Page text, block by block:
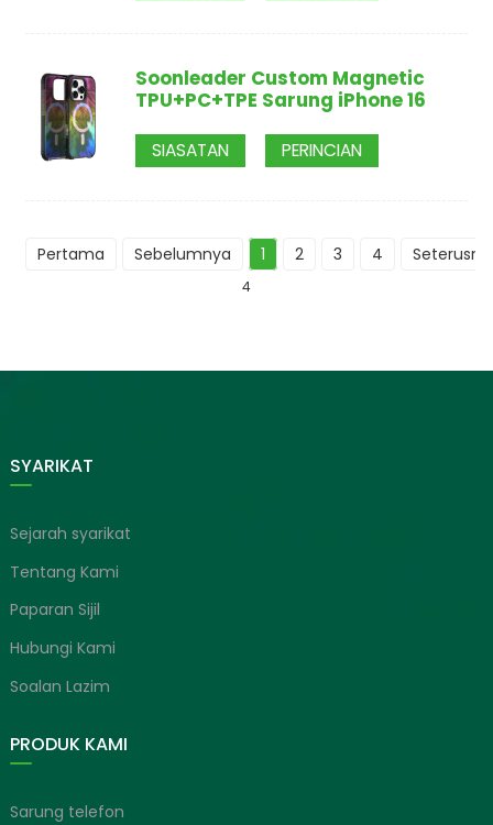
Soonleader Custom Magnetic
TPU+PC+TPE Sarung iPhone 16
SIASATAN PERINCIAN
Pertama Sebelumnya 1 2 3 4
4
SYARIKAT
Sejarah syarikat
Tentang Kami
Paparan Sijil
Hubungi Kami
Soalan Lazim
PRODUK KAMI
Sarung telefon